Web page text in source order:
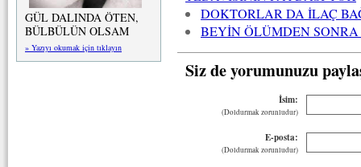
GÜL DALINDA ÖTEN,
BÜLBÜLÜN OLSAM
» Yazıyı okumak için tıklayın
DOKTORLAR DA İLAÇ
BEYİN ÖLÜMDEN
Siz de yorumunuzu
İsim:
(Doldurmak zorunludur)
E-posta:
(Doldurmak zorunludur)